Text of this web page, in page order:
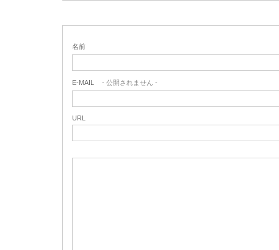
名前
E-MAIL - 公開されません -
URL